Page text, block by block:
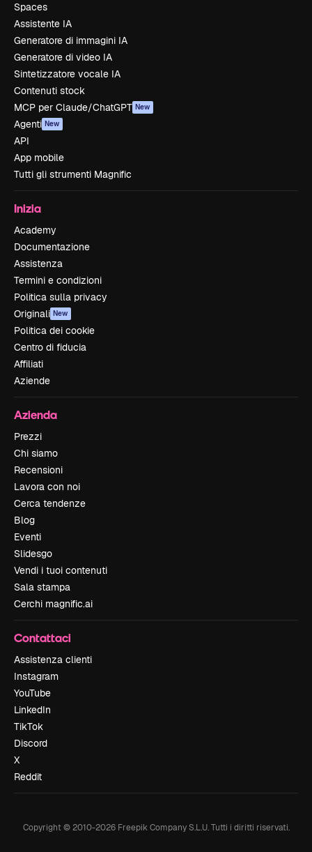
Spaces
Assistente IA
Generatore di immagini IA
Generatore di video IA
Sintetizzatore vocale IA
Contenuti stock
MCP per Claude/ChatGPT New
Agenti New
API
App mobile
Tutti gli strumenti Magnific
Inizia
Academy
Documentazione
Assistenza
Termini e condizioni
Politica sulla privacy
Originali New
Politica dei cookie
Centro di fiducia
Affiliati
Aziende
Azienda
Prezzi
Chi siamo
Recensioni
Lavora con noi
Cerca tendenze
Blog
Eventi
Slidesgo
Vendi i tuoi contenuti
Sala stampa
Cerchi magnific.ai
Contattaci
Assistenza clienti
Instagram
YouTube
LinkedIn
TikTok
Discord
X
Reddit
Copyright © 2010-2026Freepik Company S.L.U. Tutti i diritti riservati.